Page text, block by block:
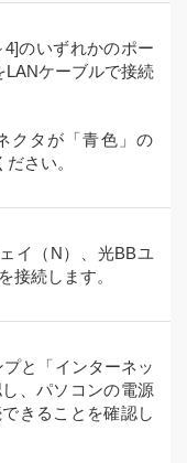
のいずれかのポー
LANケーブルで接続
クタが「青色」の
さい。
イ（N）、光BBユ
接続します。
と「インターネッ
、パソコンの電源
きることを確認し